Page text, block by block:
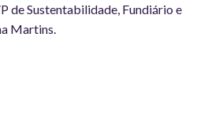
de Sustentabilidade, Fundiário e
Martins.